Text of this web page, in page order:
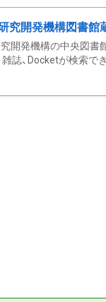
究開発機構図書館
開発機構の中央図書
雑誌、Docketが検索でき